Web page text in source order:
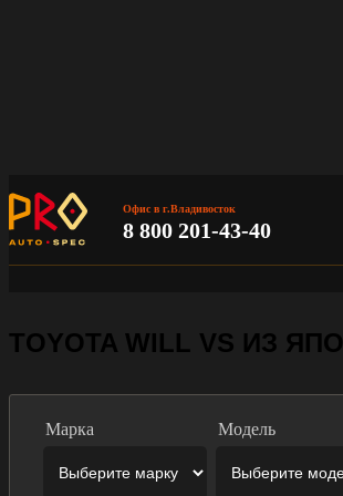
Офис в г.Владивосток
8 800 201-43-40
TOYOTA WILL VS ИЗ
Марка Модель